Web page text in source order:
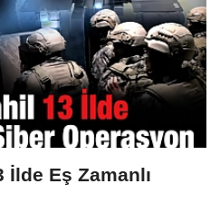
İlde Eş Zamanlı